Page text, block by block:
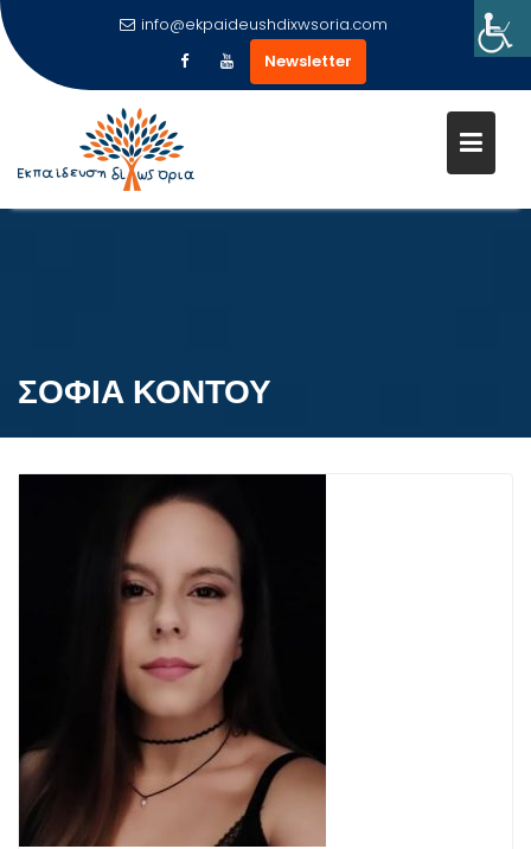
info@ekpaideushdixwsoria.com
Newsletter
ΣΟΦΙΑ ΚΟΝΤΟΥ